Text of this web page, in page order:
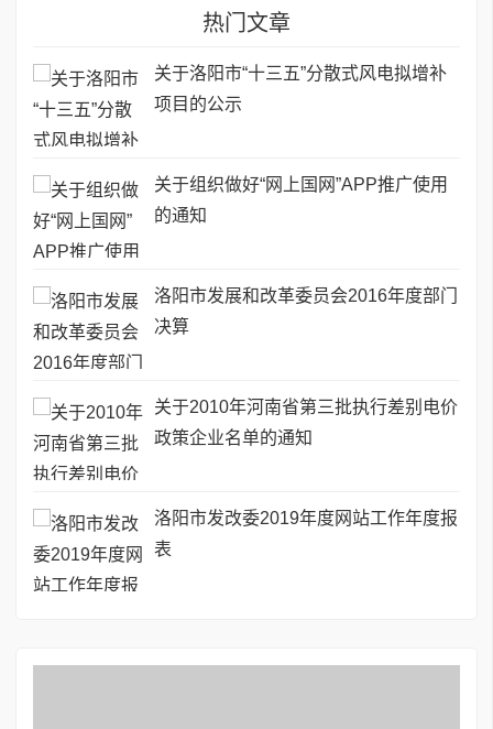
热门文章
关于洛阳市“十三五”分散式风电拟增补
项目的公示
关于组织做好“网上国网”APP推广使用
的通知
洛阳市发展和改革委员会2016年度部门
决算
关于2010年河南省第三批执行差别电价
政策企业名单的通知
洛阳市发改委2019年度网站工作年度报
表